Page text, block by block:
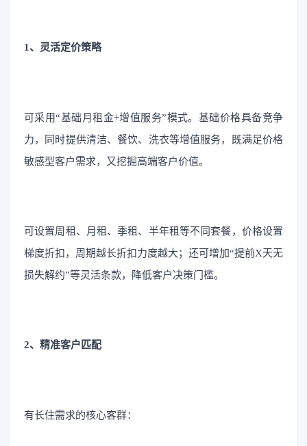
1、灵活定价策略
可采用“基础月租金+增值服务”模式。基础价格具备竞争
力，同时提供清洁、餐饮、洗衣等增值服务，既满足价格
敏感型客户需求，又挖掘高端客户价值。
可设置周租、月租、季租、半年租等不同套餐，价格设置
梯度折扣，周期越长折扣力度越大；还可增加“提前X天无
损失解约”等灵活条款，降低客户决策门槛。
2、精准客户匹配
有长住需求的核心客群：